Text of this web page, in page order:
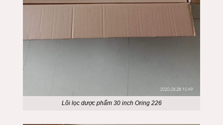
Lõi lọc dược phẩm 30 inch Oring 226